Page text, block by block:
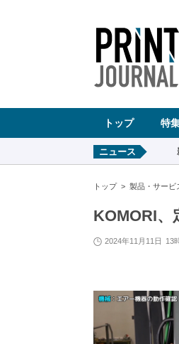
ア
ゲ
ン
トップ 特
ニュース
トップ 製品・サービ
KOMORI、
2024年11月11日 13